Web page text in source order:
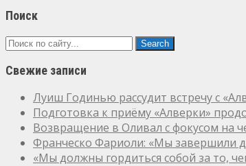
Поиск
Свежие записи
Луиш Годинью рассудит встречу с
Подготовка к приёму «Алверки»
Возвращение в Оливал с фокусом на
Франческо Фариоли: «Мы завершили
«Мы должны гордиться собой за то,